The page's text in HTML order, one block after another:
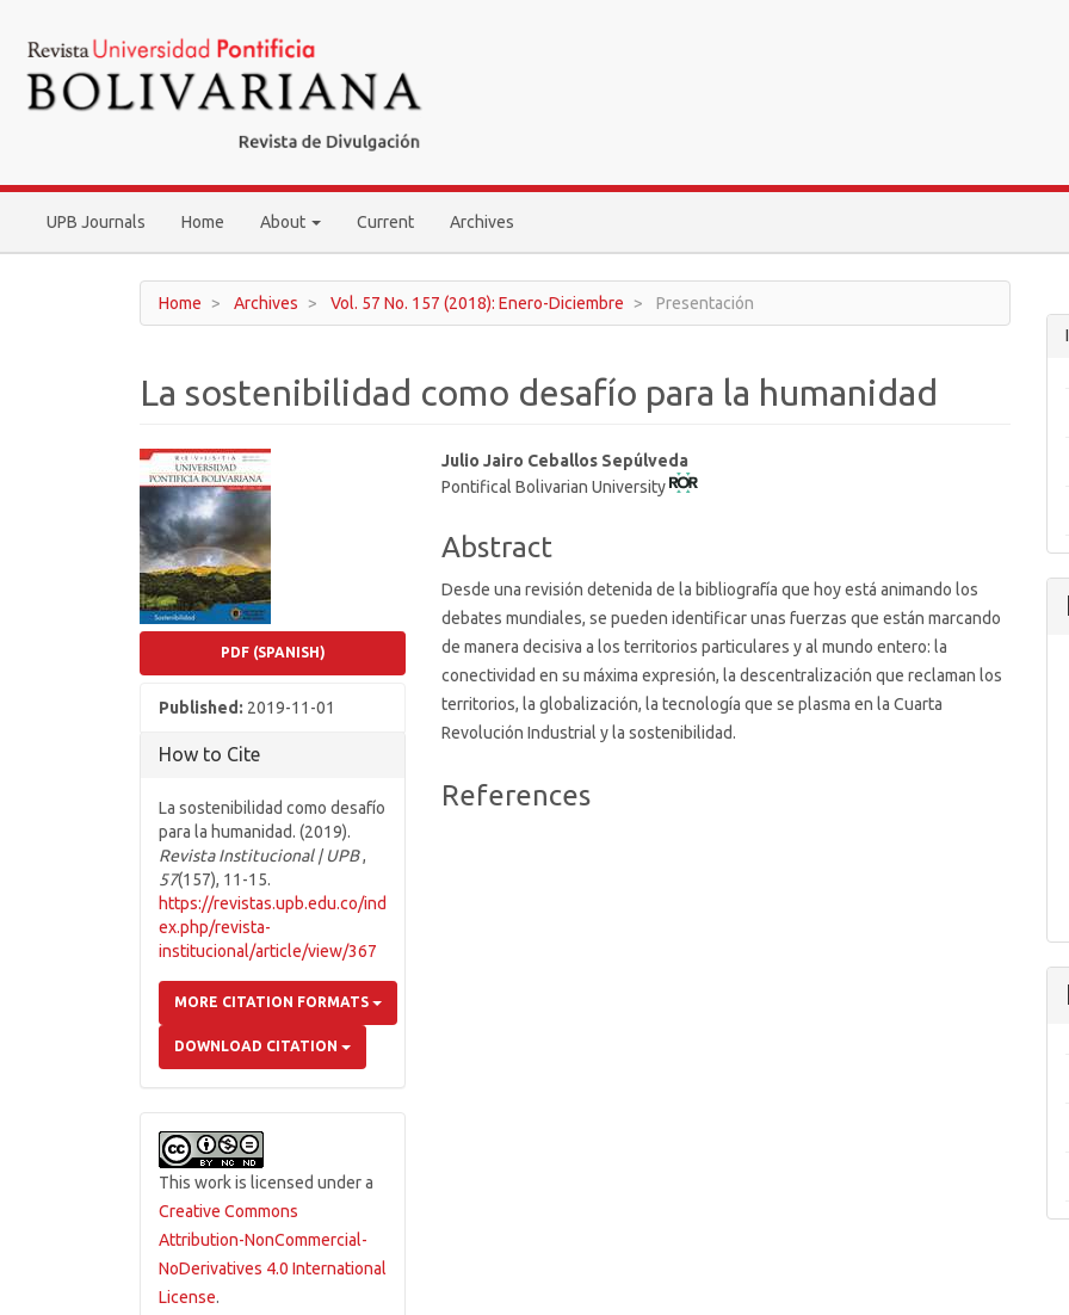
Navigation
Main
Content
Sidebar
UPB Journals Home About Current Archives
Home Archives Vol. 57 No. 157 (2018): Enero-Diciembre Presentación
La sostenibilidad como desafío para la humanidad
Article
Sidebar
PDF (SPANISH)
Published: 2019-11-01
How to Cite
La sostenibilidad como desafío
para la humanidad. (2019).
Revista Institucional | UPB,
57(157), 11-15.
https://revistas.upb.edu.co/ind
ex.php/revista-
institucional/article/view/367
MORE CITATION FORMATS
DOWNLOAD CITATION
This work is licensed under a
Creative Commons
Attribution-NonCommercial-
NoDerivatives 4.0 International
License.
Main
Article
Julio Jairo Ceballos Sepúlveda
Pontifical Bolivarian University
Abstract
Desde una revisión detenida de la bibliografía que hoy está animando los
debates mundiales, se pueden identificar unas fuerzas que están marcando
de manera decisiva a los territorios particulares y al mundo entero: la
conectividad en su máxima expresión, la descentralización que reclaman los
territorios, la globalización, la tecnología que se plasma en la Cuarta
Revolución Industrial y la sostenibilidad.
Article
References